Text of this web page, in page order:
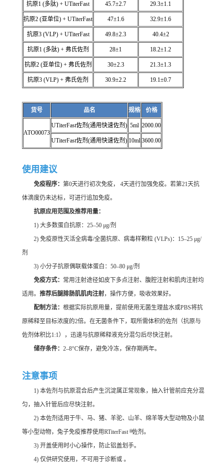
抗原1 (多肽) + UTiterFast 45.7±2.7 29.3±1.1
抗原2 (亚单位) + UTiterFast 47±1.6 32.9±1.6
抗原3 (VLP) + UTiterFast 49.8±2.3 40.4±2
抗原1 (多肽) + 弗氏佐剂 28±1 18.2±1.2
抗原2 (亚单位) + 弗氏佐剂 30±2.3 21.3±1.3
抗原3 (VLP) + 弗氏佐剂 30.9±2.2 19.1±0.7
货号 品名 规格 价格
ATO00073
UTiterFast佐剂(通用快速佐剂) 5ml 2000.00
UTiterFast佐剂(通用快速佐剂) 10ml 3600.00
使用建议
免疫程序： 第0天进行初次免疫， 4天进行加强免疫。若第21天抗
体滴度仍未达标，可进行追加免疫。
抗原应用范围及推荐用量：
1) 大多数蛋白抗原：25–50 μg/剂
2) 免疫原性灭活全病毒/全菌抗原、病毒样颗粒 (VLPs)：15–25 μg/
剂
3) 小分子抗原偶联载体蛋白：50–80 μg/剂
免疫方式： 常用注射途径如皮下多点注射、腹腔注射和肌肉注射均
适用。 推荐后腿腓肠肌肌肉注射，操作方便，吸收效果好。
配制方法： 根据实际抗原用量，提前使用无菌生理盐水或PBS将抗
原稀释至目标浓度的2倍。在无菌条件下，取所需体积的佐剂（抗原与
佐剂体积比1:1），迅速与抗原稀释液充分混匀后尽快注射。
储存条件： 2–8°C保存，避免冷冻，保存期两年。
注意事项
1) 本佐剂与抗原混合后产生沉淀属正常现象，抽入针管前应充分混
匀，抽入针管后应尽快注射。
2) 本佐剂适用于牛、马、猪、羊驼、山羊、绵羊等大型动物及小鼠
等小型动物，兔子免疫推荐使用RTiterFast®佐剂。
3) 开盖使用时小心操作，防止铝盖划手。
4) 仅供研究使用，不可用于诊断或 。